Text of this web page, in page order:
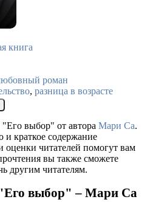
книга
роман
, разница в возрасте
выбор" от автора Мари Са.
и краткое содержание
читателей помогут вам
вы также сможете
другим читателям.
выбор" – Мари Са